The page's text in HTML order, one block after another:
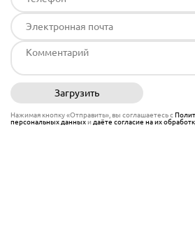
Загрузить
Нажимая кнопку «Отправить», вы соглашаетесь с
персональных данныхи даёте согласие на их